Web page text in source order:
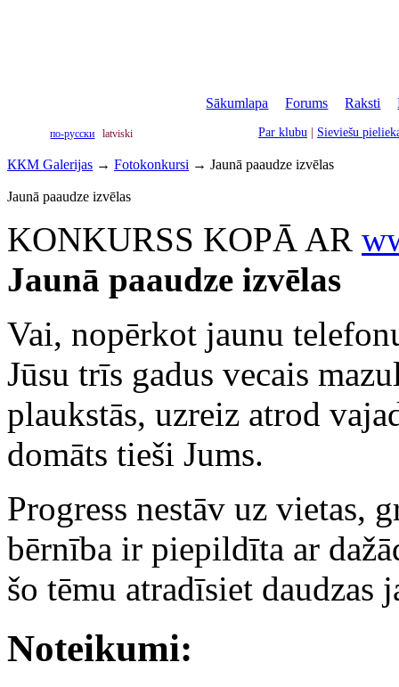
Sākumlapa |Forums |Raksti |
по-русски latviski Par klubu Sieviešu
ККМ Galerijas → Fotokonkursi → Jaunā paaudze izvēlas
Jaunā paaudze izvēlas
KONKURSS KOPĀ AR
Jaunā paaudze izvēlas
Vai, nopērkot jaunu
Jūsu trīs gadus vecais
plaukstās, uzreiz atrod
domāts tieši Jums.
Progress nestāv uz vietas,
bērnība ir piepildīta ar
šo tēmu atradīsiet daudzas
Noteikumi: